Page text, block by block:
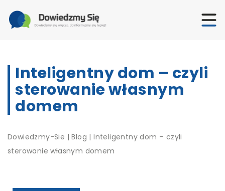
Inteligentny dom – czyli
sterowanie własnym
domem
Dowiedzmy-Sie |Blog |Inteligentny dom – czyli
sterowanie własnym domem